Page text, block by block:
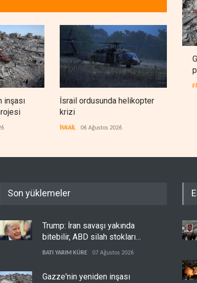
inşası
İsrail ordusunda helikopter
krizi
İSRAİL 06 Ağustos 2026
Son yüklemeler
Trump: İran savaşı yakında
bitebilir, ABD silah stokları
zorlanıyor
BATI YARIM KÜRE 07 Ağustos 2026
Gazze'nin yeniden inşası